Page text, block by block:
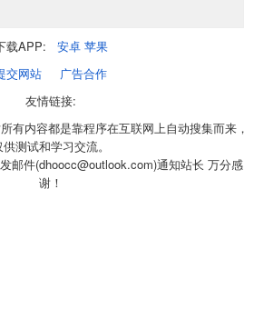
载APP: 安卓 苹果
交网站
广告合作
友情链接:
有内容都是靠程序在互联网上自动搜集而来，
测试和学习交流。
邮件(dhoocc@outlook.com)通知站长 万分感
谢！